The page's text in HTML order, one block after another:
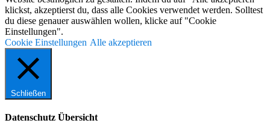
klickst, akzeptierst du, dass alle Cookies verwendet werden. Solltest
du diese genauer auswählen wollen, klicke auf "Cookie
Einstellungen".
Cookie Einstellungen Alle akzeptieren
Schließen
Datenschutz Übersicht